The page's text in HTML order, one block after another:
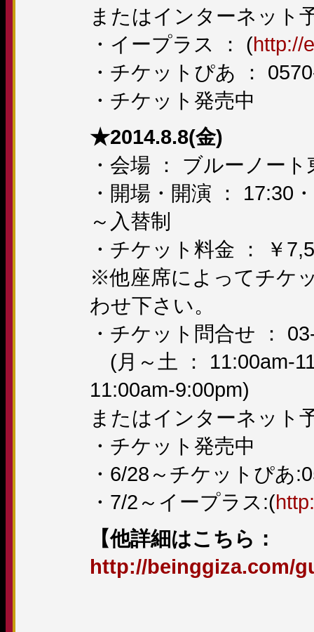
またはインターネット
・イープラス ： (http://
・チケットぴあ ：
・チケット発売中
★2014.8.8(金)
・会場 ： ブルーノート
・開場・開演 ： 17:30
～入替制
・チケット料金 ： ￥
※他座席によってチケ
わせ下さい。
・チケット問合せ ：
(月～土 ： 11:00am-
11:00am-9:00pm)
またはインターネット
・チケット発売中
・6/28～チケットぴあ
・7/2～イープラス:(
【他詳細はこちら：
http://beinggiza.com/